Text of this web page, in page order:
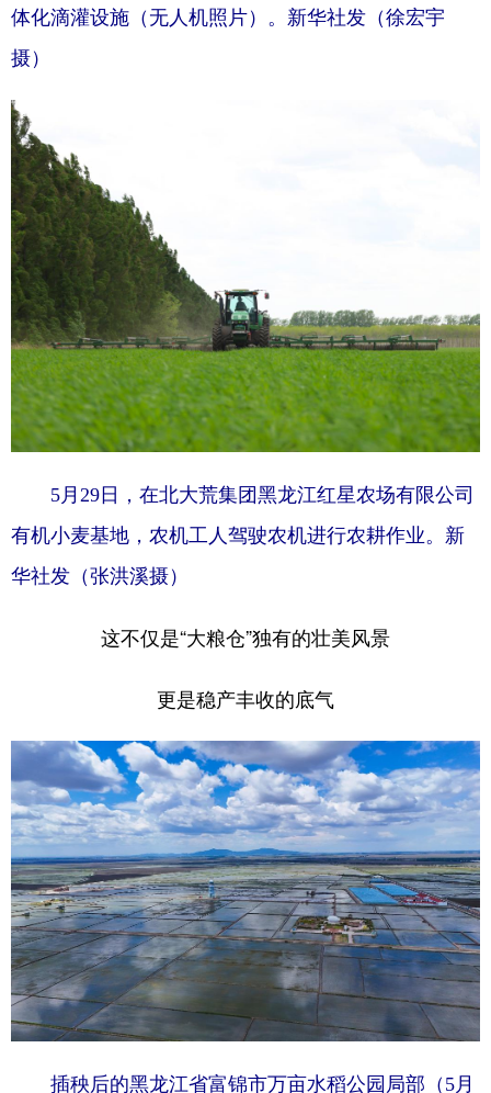
体化滴灌设施（无人机照片）。新华社发（徐宏宇
摄）
5月29日，在北大荒集团黑龙江红星农场有限公司
有机小麦基地，农机工人驾驶农机进行农耕作业。新
华社发（张洪溪摄）
这不仅是“大粮仓”独有的壮美风景
更是稳产丰收的底气
插秧后的黑龙江省富锦市万亩水稻公园局部（5月